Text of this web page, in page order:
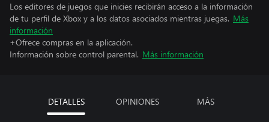
Los editores de juegos que inicies recibirán acceso a la información
de tu perfil de Xbox y a los datos asociados mientras juegas. Más
información
+Ofrece compras en la aplicación.
Información sobre control parental. Más información
DETALLES OPINIONES MÁS